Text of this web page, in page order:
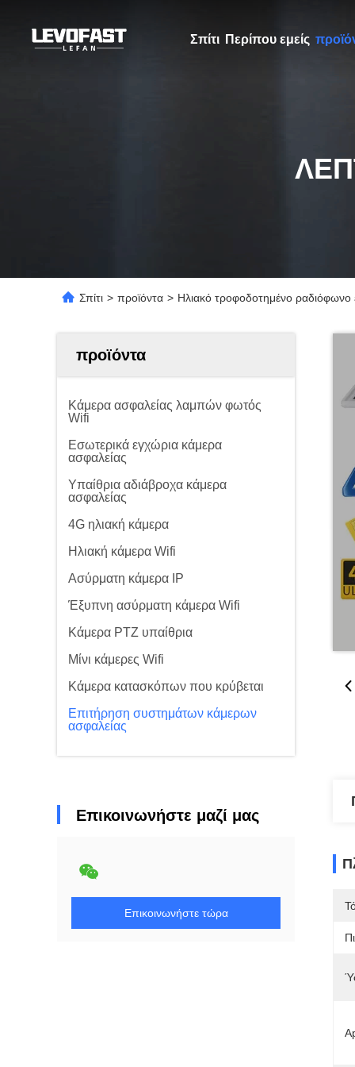
Σπίτι Περίπου εμείς
Σπίτι > προϊόντα > Ηλιακό τροφοδοτημένο ραδιόφωνο
προϊόντα
Κάμερα ασφαλείας λαμπών φωτός
Wifi
Εσωτερικά εγχώρια κάμερα
ασφαλείας
Υπαίθρια αδιάβροχα κάμερα
ασφαλείας
4G ηλιακή κάμερα
Ηλιακή κάμερα Wifi
Ασύρματη κάμερα IP
Έξυπνη ασύρματη κάμερα Wifi
Κάμερα PTZ υπαίθρια
Μίνι κάμερες Wifi
Κάμερα κατασκόπων που κρύβεται
Επιτήρηση συστημάτων κάμερων
ασφαλείας
Επικοινωνήστε μαζί μας
Επικοινωνήστε τώρα